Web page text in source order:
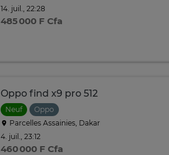
14. juil., 22:28
485 000 F Cfa
Oppo find x9 pro 512
Neuf
Oppo
Parcelles Assainies, Dakar
4. juil., 23:12
460 000 F Cfa